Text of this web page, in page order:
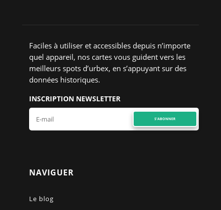
Faciles à utiliser et accessibles depuis n’importe
quel appareil, nos cartes vous guident vers les
meilleurs spots d’urbex, en s’appuyant sur des
données historiques.
INSCRIPTION NEWSLETTER
S'ABONNER
NAVIGUER
Le blog